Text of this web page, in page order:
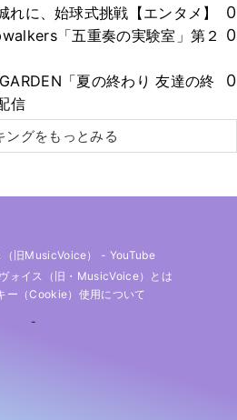
れに、始球式挑戦【エンタメ】
0
「五重奏の実験室」第２ 0
「夏の終わり 友達の終
信
0
ングをもっとみる
旧MusicVoice） - YouTube
ォイス（旧・MusicVoice）とは
ー（cookie）使用について
-